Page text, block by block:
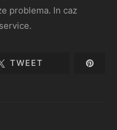
problema. In caz
TWEET